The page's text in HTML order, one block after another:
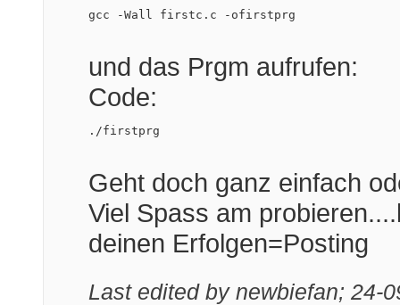
gcc -Wall firstc.c -ofirstprg
und das Prgm aufrufen:
Code:
./firstprg
Geht doch ganz einfach
Viel Spass am
deinen Erfolgen=Posting
Last edited by newbiefan; 24-